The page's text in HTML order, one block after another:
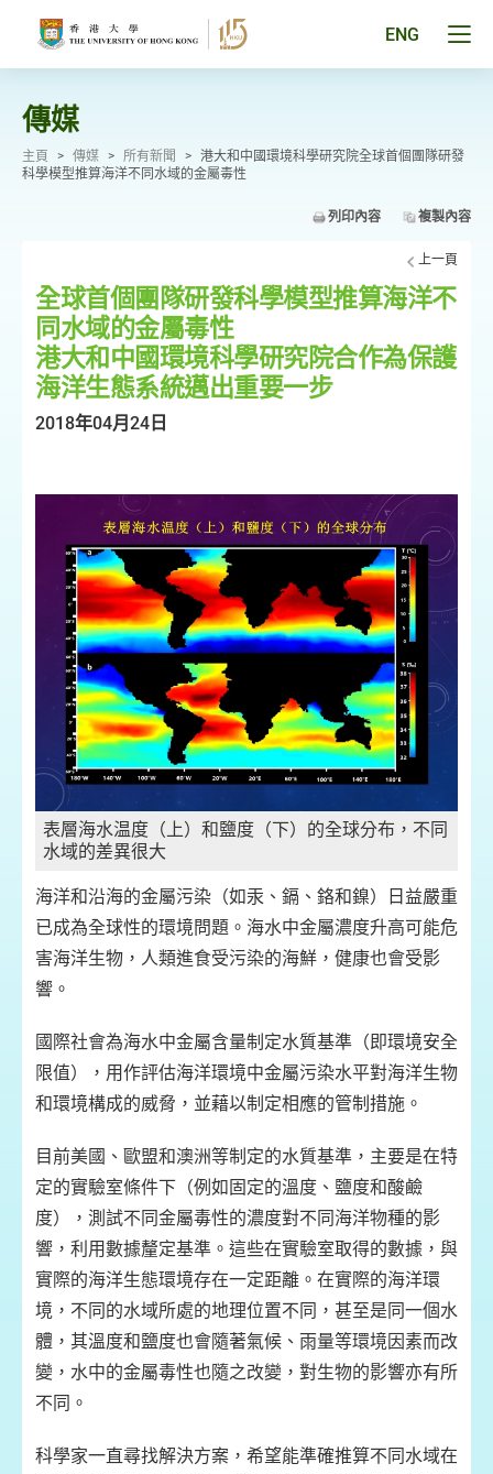
ENG
傳媒
主頁 > 傳媒 > 所有新聞 > 港大和中國環境科學研究院全球首個團隊研發
科學模型推算海洋不同水域的金屬毒性
列印內容 複製內容
上一頁
全球首個團隊研發科學模型推算海洋不
同水域的金屬毒性
港大和中國環境科學研究院合作為保護
海洋生態系統邁出重要一步
2018年04月24日
表層海水温度（上）和鹽度（下）的全球分布，不同
水域的差異很大
海洋和沿海的金屬污染（如汞、鎘、鉻和鎳）日益嚴重
已成為全球性的環境問題。海水中金屬濃度升高可能危
害海洋生物，人類進食受污染的海鮮，健康也會受影
響。
國際社會為海水中金屬含量制定水質基準（即環境安全
限值），用作評估海洋環境中金屬污染水平對海洋生物
和環境構成的威脅，並藉以制定相應的管制措施。
目前美國、歐盟和澳洲等制定的水質基準，主要是在特
定的實驗室條件下（例如固定的溫度、鹽度和酸鹼
度），測試不同金屬毒性的濃度對不同海洋物種的影
響，利用數據釐定基準。這些在實驗室取得的數據，與
實際的海洋生態環境存在一定距離。在實際的海洋環
境，不同的水域所處的地理位置不同，甚至是同一個水
體，其溫度和鹽度也會隨著氣候、雨量等環境因素而改
變，水中的金屬毒性也隨之改變，對生物的影響亦有所
不同。
科學家一直尋找解決方案，希望能準確推算不同水域在